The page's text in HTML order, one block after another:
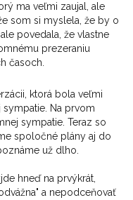
ma veľmi zaujal, ale
som si myslela, že by o
povedala, že vlastne
prezeraniu
časoch.
ktorá bola veľmi
Na prvom
sympatie. Teraz so
spoločné plány aj do
už dlho.
hneď na prvýkrát,
a nepodceňovať